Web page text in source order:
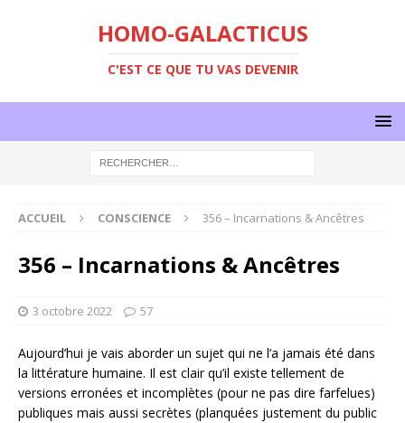
HOMO-GALACTICUS
C'EST CE QUE TU VAS DEVENIR
ACCUEIL CONSCIENCE 356 – Incarnations & Ancêtres
356 – Incarnations & Ancêtres
3 octobre 2022 57
Aujourd’hui je vais aborder un sujet qui ne l’a jamais été dans
la littérature humaine. Il est clair qu’il existe tellement de
versions erronées et incomplètes (pour ne pas dire farfelues)
publiques mais aussi secrètes (planquées justement du public